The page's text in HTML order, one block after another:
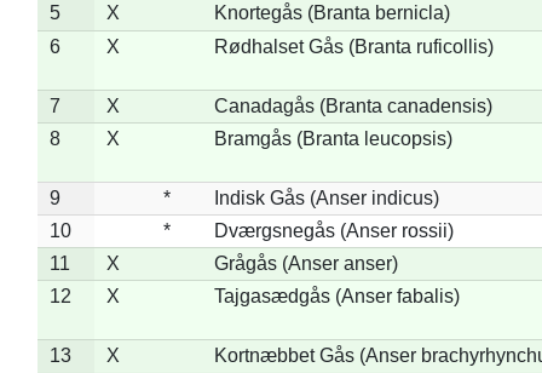
5
X
Knortegås (Branta bernicla)
6
X Rødhalset Gås (Branta ruficollis)
7 X
Canadagås (Branta canadensis)
8
X Bramgås (Branta leucopsis)
9 *
Indisk Gås (Anser indicus)
10
*
Dværgsnegås (Anser rossii)
11
X
Grågås (Anser anser)
12
X Tajgasædgås (Anser fabalis)
13 X
Kortnæbbet Gås (Anser